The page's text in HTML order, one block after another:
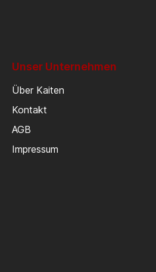
Unser Unternehmen
Über Kaiten
Kontakt
AGB
Impressum